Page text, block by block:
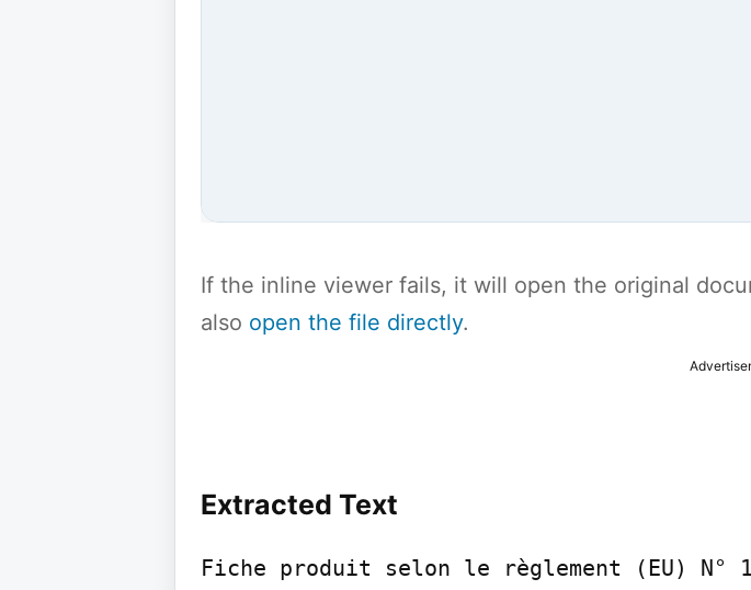
If the inline viewer fails, it will open the original
also open the file directly.
Extracted Text
Fiche produit selon le règlement (EU) N°